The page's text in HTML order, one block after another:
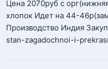
Цена 2070руб с
хлопок Идет на 44-
Производство Индия
stan-zagadochnoi-i-